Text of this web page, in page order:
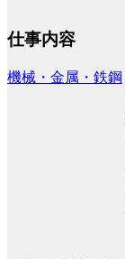
仕事内容
機械・金属・鉄鋼